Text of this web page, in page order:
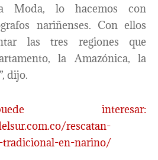
Moda, lo hacemos con
nariñenses. Con ellos
las tres regiones que
la Amazónica, la
dijo.
interesar:
rescatan-
tradicional-en-narino/